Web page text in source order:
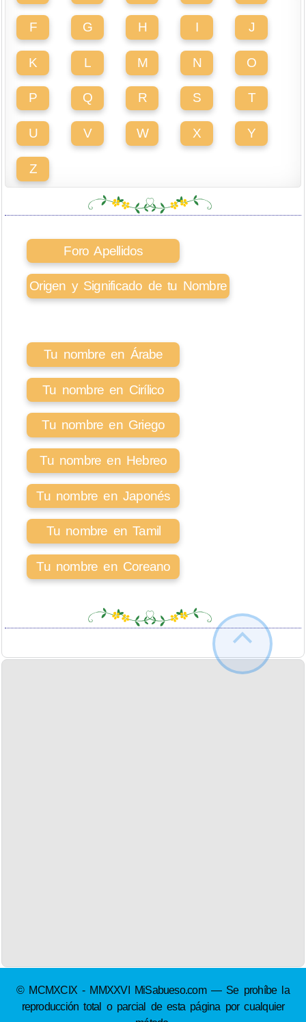
F G H I J
K L M N O
P Q R S T
U V W X Y
Z
Foro Apellidos
Origen y Significado de tu Nombre
Tu nombre en Árabe
Tu nombre en Cirílico
Tu nombre en Griego
Tu nombre en Hebreo
Tu nombre en Japonés
Tu nombre en Tamil
Tu nombre en Coreano
© MCMXCIX - MMXXVI MiSabueso.com — Se prohíbe la
reproducción total o parcial de esta página por cualquier